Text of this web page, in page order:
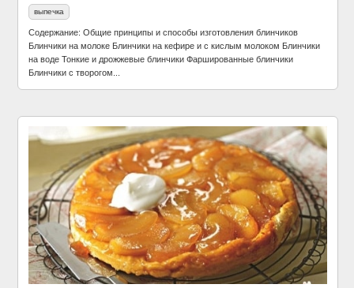
выпечка
Содержание: Общие принципы и способы изготовления блинчиков
Блинчики на молоке Блинчики на кефире и с кислым молоком Блинчики
на воде Тонкие и дрожжевые блинчики Фаршированные блинчики
Блинчики с творогом...